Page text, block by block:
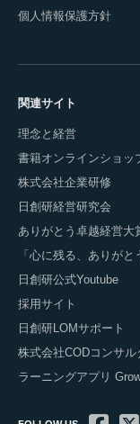
個人情報保護方針
関連サイト
理念と経営
書籍オンラインショッ
株式会社企業研修
日創研経営研究会
ありがとう卓越経営大
「心に残る、ありがと
日創研公式Youtube
採用サイト
日創研LOMサポート
株式会社CODコンサル
ラーニングアプリ